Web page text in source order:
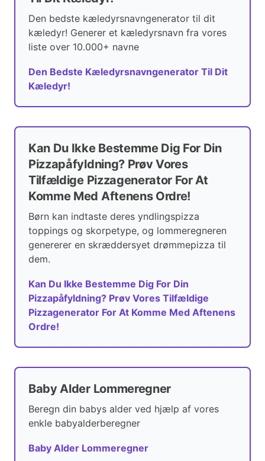
Den bedste kæledyrsnavngenerator til dit
kæledyr! Generer et kæledyrsnavn fra vores
liste over 10.000+ navne
Den Bedste Kæledyrsnavngenerator Til Dit
Kæledyr!
Kan Du Ikke Bestemme Dig For Din
Pizzapåfyldning? Prøv Vores
Tilfældige Pizzagenerator For At
Komme Med Aftenens Ordre!
Børn kan indtaste deres yndlingspizza
toppings og skorpetype, og lommeregneren
genererer en skræddersyet drømmepizza til
dem.
Kan Du Ikke Bestemme Dig For Din
Pizzapåfyldning? Prøv Vores Tilfældige
Pizzagenerator For At Komme Med Aftenens
Ordre!
Baby Alder Lommeregner
Beregn din babys alder ved hjælp af vores
enkle babyalderberegner
Baby Alder Lommeregner